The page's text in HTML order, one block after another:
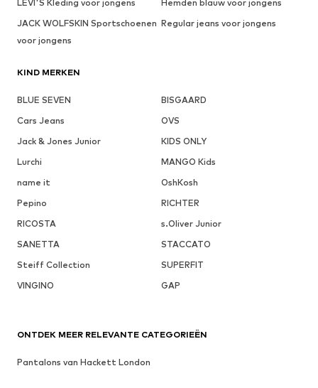
LEVI'S Kleding voor jongens
Hemden blauw voor jongens
JACK WOLFSKIN Sportschoenen
voor jongens
Regular jeans voor jongens
KIND MERKEN
BLUE SEVEN
BISGAARD
Cars Jeans
OVS
Jack & Jones Junior
KIDS ONLY
Lurchi
MANGO Kids
name it
OshKosh
Pepino
RICHTER
RICOSTA
s.Oliver Junior
SANETTA
STACCATO
Steiff Collection
SUPERFIT
VINGINO
GAP
ONTDEK MEER RELEVANTE CATEGORIEËN
Pantalons van Hackett London